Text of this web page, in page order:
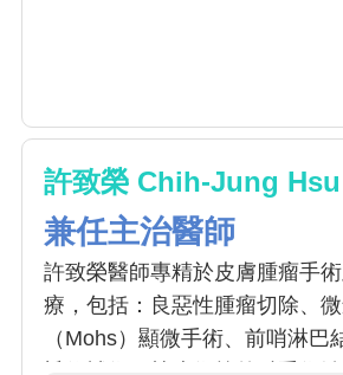
許致榮 Chih-Jung Hsu
兼任主治醫師
許致榮醫師專精於皮膚腫瘤手
療，包括：良惡性腫瘤切除、
（Mohs）顯微手術、前哨淋巴